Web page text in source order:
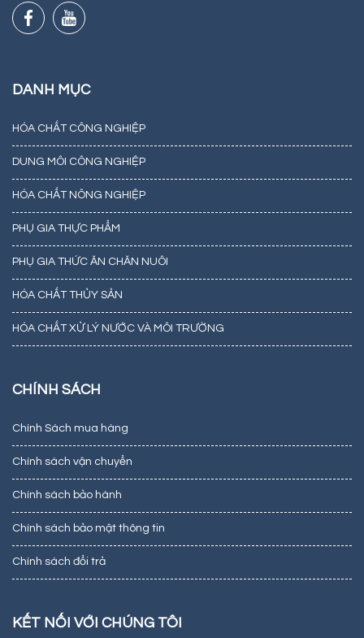
DANH MỤC
HÓA CHẤT CÔNG NGHIỆP
DUNG MÔI CÔNG NGHIỆP
HÓA CHẤT NÔNG NGHIỆP
PHỤ GIA THỰC PHẨM
PHỤ GIA THỨC ĂN CHĂN NUÔI
HÓA CHẤT THỦY SẢN
HÓA CHẤT XỬ LÝ NƯỚC VÀ MÔI TRƯỜNG
CHÍNH SÁCH
Chính Sách mua hàng
Chính sách vận chuyển
Chính sách bảo hành
Chính sách bảo mật thông tin
Chính sách đổi trả
KẾT NỐI VỚI CHÚNG TÔI